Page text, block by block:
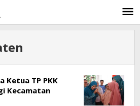
Ketua TP PKK
Kecamatan